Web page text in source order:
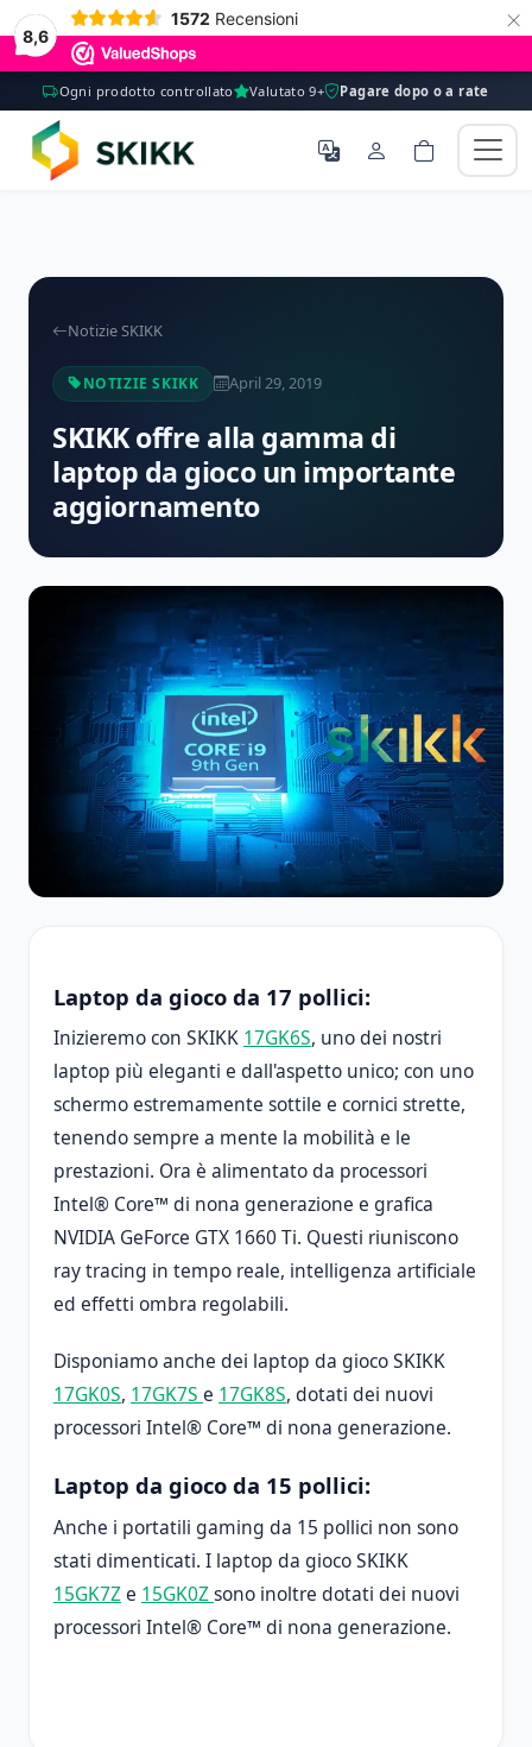
8,6
1572 Recensioni ×
Ogni prodotto controllato Valutato 9+ Pagare dopo o a rate
Notizie SKIKK
NOTIZIE SKIKK April 29, 2019
SKIKK offre alla gamma di
laptop da gioco un importante
aggiornamento
Laptop da gioco da 17 pollici:
Inizieremo con SKIKK 17GK6S, uno dei nostri
laptop più eleganti e dall'aspetto unico; con uno
schermo estremamente sottile e cornici strette,
tenendo sempre a mente la mobilità e le
prestazioni. Ora è alimentato da processori
Intel® Core™ di nona generazione e grafica
NVIDIA GeForce GTX 1660 Ti. Questi riuniscono
ray tracing in tempo reale, intelligenza artificiale
ed effetti ombra regolabili.
Disponiamo anche dei laptop da gioco SKIKK
17GK0S, 17GK7S e 17GK8S, dotati dei nuovi
processori Intel® Core™ di nona generazione.
Laptop da gioco da 15 pollici:
Anche i portatili gaming da 15 pollici non sono
stati dimenticati. I laptop da gioco SKIKK
15GK7Ze 15GK0Zsono inoltre dotati dei nuovi
processori Intel® Core™ di nona generazione.